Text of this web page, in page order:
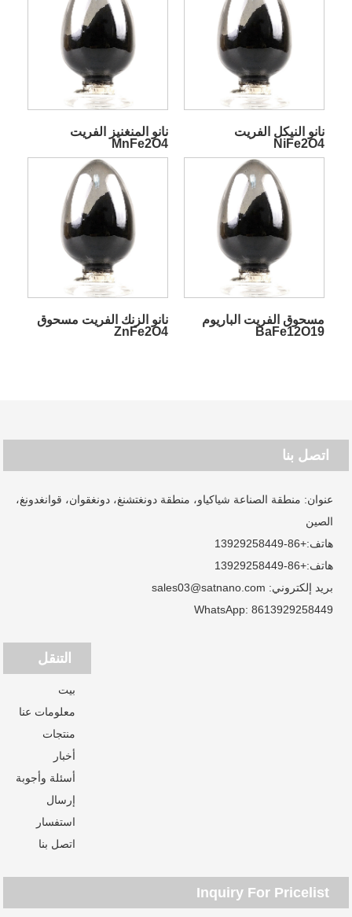
نانو المنغنيز الفريت
MnFe2O4
نانو النيكل الفريت
NiFe2O4
نانو الزنك الفريت مسحوق
ZnFe2O4
مسحوق الفريت الباريوم
BaFe12O19
اتصل بنا
عنوان: منطقة الصناعة شياكياو، منطقة دونغتشنغ، دونغقوان، قوانغدونغ،
الصين
هاتف:+86-13929258449
هاتف:+86-13929258449
بريد إلكتروني: sales03@satnano.com
WhatsApp: 8613929258449
التنقل
بيت
معلومات عنا
منتجات
أخبار
أسئلة وأجوبة
إرسال
استفسار
اتصل بنا
Inquiry For Pricelist